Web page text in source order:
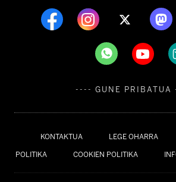
KONTAKTUA LEGE OHARRA
POLITIKA COOKIEN POLITIKA
---- GUNE PRIBATUA